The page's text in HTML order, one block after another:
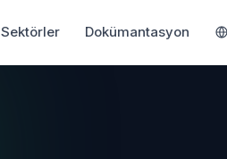
Sektörler Dokümantasyon